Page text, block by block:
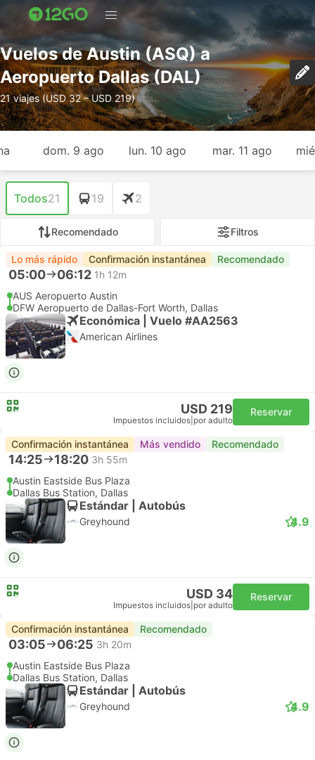
Vuelos de Austin (ASQ) a
Aeropuerto Dallas (DAL)
21 viajes (USD 32 – USD 219)
dom. 9 ago lun. 10 ago mar. 11 ago
Todos21 19 2
Recomendado Filtros
Lo más rápido Confirmación instantánea Recomendado
05:00 06:12 1h 12m
AUS Aeropuerto Austin
DFW Aeropuerto de Dallas-Fort Worth, Dallas
Económica | Vuelo #AA2563
American Airlines
USD 219
Impuestos incluidos por adulto
Reservar
Confirmación instantánea Más vendido Recomendado
14:25 18:20 3h 55m
Austin Eastside Bus Plaza
Dallas Bus Station, Dallas
Estándar | Autobús
Greyhound 4.9
USD 34
Impuestos incluidos por adulto
Reservar
Confirmación instantánea Recomendado
03:05 06:25 3h 20m
Austin Eastside Bus Plaza
Dallas Bus Station, Dallas
Estándar | Autobús
Greyhound 4.9